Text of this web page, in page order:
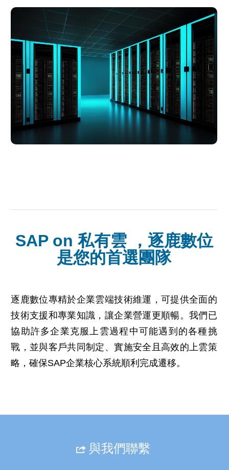
SAP on 私有雲 ，逐鹿數位
是您的首選團隊
逐鹿數位專精於企業雲端技術維運，可提供全面的
技術支援和專業知識，讓企業營運更順暢。我們已
協助許多企業克服上雲過程中可能遇到的各種挑
戰，並與客戶共同制定、實施安全且高效的上雲策
略，確保SAP企業核心系統順利完成遷移。
與我們聯繫